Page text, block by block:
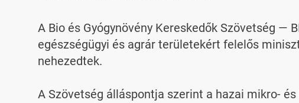
A Bio és Gyógynövény Kereskedők Szövetség —
egészségügyi és agrár területekért felelős
nehezedtek.
A Szövetség álláspontja szerint a hazai mikro-